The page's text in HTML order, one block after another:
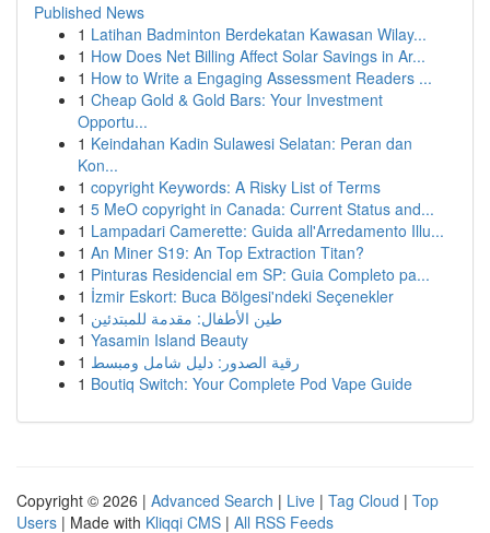
Published News
1 Latihan Badminton Berdekatan Kawasan Wilay...
1 How Does Net Billing Affect Solar Savings in Ar...
1 How to Write a Engaging Assessment Readers ...
1 Cheap Gold & Gold Bars: Your Investment
Opportu...
1 Keindahan Kadin Sulawesi Selatan: Peran dan
Kon...
1 copyright Keywords: A Risky List of Terms
1 5 MeO copyright in Canada: Current Status and...
1 Lampadari Camerette: Guida all'Arredamento Illu...
1 An Miner S19: An Top Extraction Titan?
1 Pinturas Residencial em SP: Guia Completo pa...
1 İzmir Eskort: Buca Bölgesi'ndeki Seçenekler
1 طين الأطفال: مقدمة للمبتدئين
1 Yasamin Island Beauty
1 رقية الصدور: دليل شامل ومبسط
1 Boutiq Switch: Your Complete Pod Vape Guide
Copyright © 2026 | Advanced Search | Live | Tag Cloud | Top
Users | Made with Kliqqi CMS | All RSS Feeds